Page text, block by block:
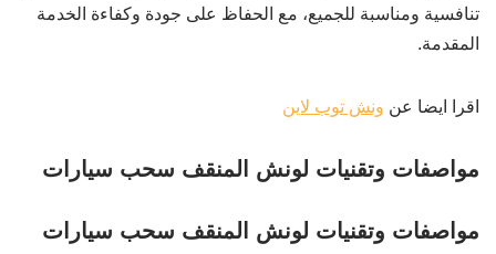
تنافسية ومناسبة للجميع، مع الحفاظ على جودة وكفاءة الخدمة
المقدمة.
اقرا ايضا عن ونش توب لاين
مواصفات وتقنيات لونش المنقف سحب سيارات
مواصفات وتقنيات لونش المنقف سحب سيارات